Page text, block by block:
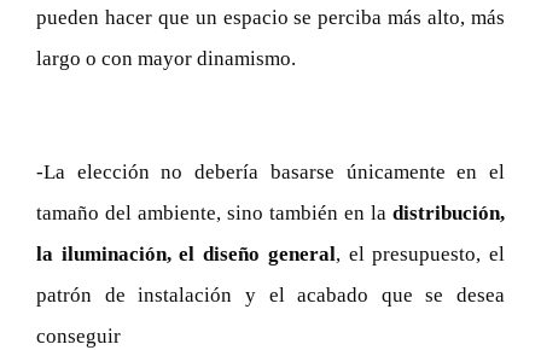
pueden hacer que un espacio se perciba más alto, más
largo o con mayor dinamismo.
-La elección no debería basarse únicamente en el
tamaño del ambiente, sino también en la distribución,
la iluminación, el diseño general, el presupuesto, el
patrón de instalación y el acabado que se desea
conseguir